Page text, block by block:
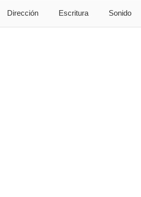
Dirección Escritura Sonido